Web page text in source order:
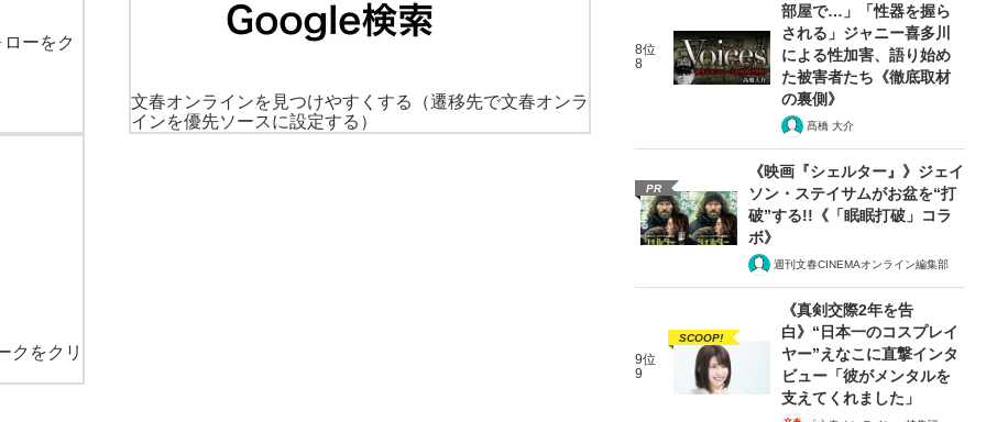
ーをク
文春オンラインを見つけやすくする
（遷移先で文春オンラ
インを優先ソースに設定する）
クをクリ
8位
8
部屋で…」「性器を握ら
される」ジャニー喜多川
による性加害、語り始め
た被害者たち《徹底取材
の裏側》
髙橋 大介
PR
《映画『シェルター』》ジェイ
ソン・ステイサムがお盆を“打
破”する!!《「眠眠打破」コラ
ボ》
週刊文春CINEMAオンライン編集部
9位
9
SCOOP!
《真剣交際2年を告
白》“日本一のコスプレイ
ヤー”えなこに直撃インタ
ビュー「彼がメンタルを
支えてくれました」